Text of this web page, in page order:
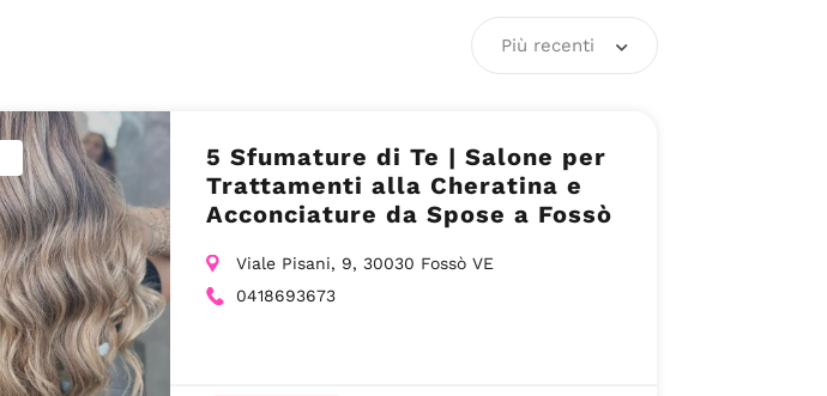
Più recenti
5 Sfumature di Te | Salone per
Trattamenti alla Cheratina e
Acconciature da Spose a Fossò
Viale Pisani, 9, 30030 Fossò VE
0418693673